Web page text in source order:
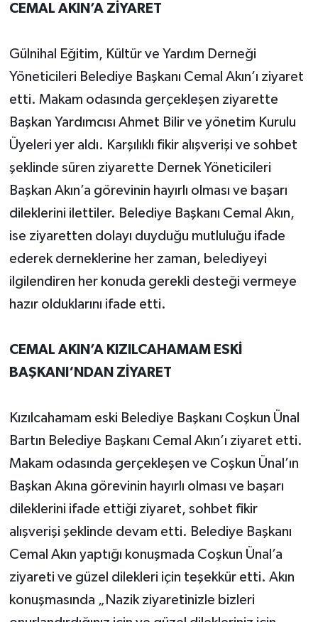
CEMAL AKIN’A ZİYARET
Gülnihal Eğitim, Kültür ve Yardım Derneği
Yöneticileri Belediye Başkanı Cemal Akın’ı ziyaret
etti. Makam odasında gerçekleşen ziyarette
Başkan Yardımcısı Ahmet Bilir ve yönetim Kurulu
Üyeleri yer aldı. Karşılıklı fikir alışverişi ve sohbet
şeklinde süren ziyarette Dernek Yöneticileri
Başkan Akın’a görevinin hayırlı olması ve başarı
dileklerini ilettiler. Belediye Başkanı Cemal Akın,
ise ziyaretten dolayı duyduğu mutluluğu ifade
ederek derneklerine her zaman, belediyeyi
ilgilendiren her konuda gerekli desteği vermeye
hazır olduklarını ifade etti.
CEMAL AKIN’A KIZILCAHAMAM ESKİ
BAŞKANI‘NDAN ZİYARET
Kızılcahamam eski Belediye Başkanı Coşkun Ünal
Bartın Belediye Başkanı Cemal Akın’ı ziyaret etti.
Makam odasında gerçekleşen ve Coşkun Ünal’ın
Başkan Akına görevinin hayırlı olması ve başarı
dileklerini ifade ettiği ziyaret, sohbet fikir
alışverişi şeklinde devam etti. Belediye Başkanı
Cemal Akın yaptığı konuşmada Coşkun Ünal’a
ziyareti ve güzel dilekleri için teşekkür etti. Akın
konuşmasında „Nazik ziyaretinizle bizleri